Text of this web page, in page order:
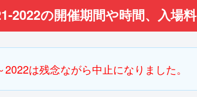
2022の開催期間や時間、入場料
は残念ながら中止になりました。